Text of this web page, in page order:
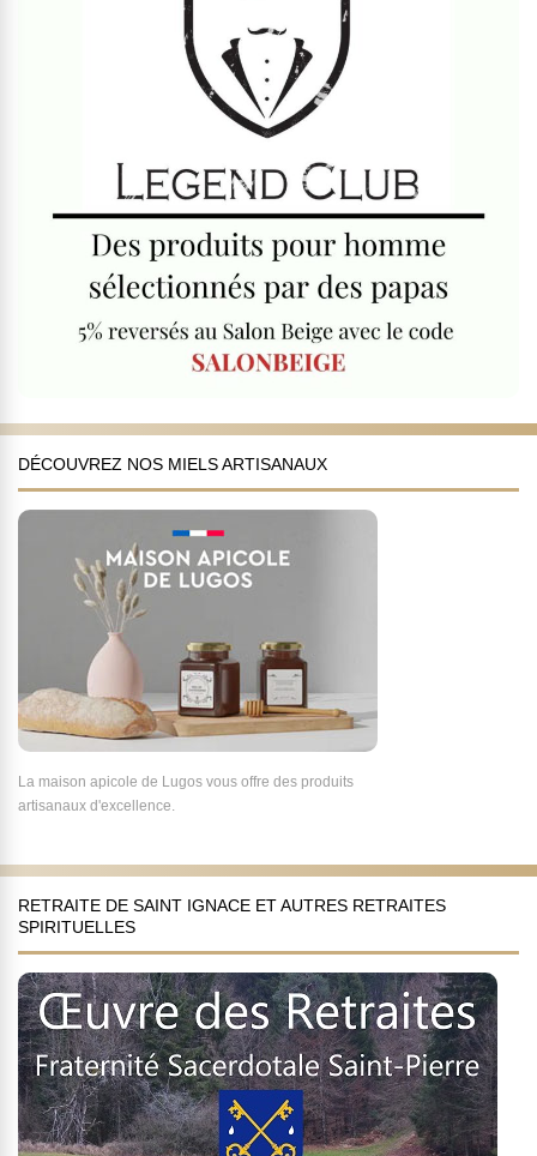
DÉCOUVREZ NOS MIELS ARTISANAUX
La maison apicole de Lugos vous offre des produits
artisanaux d'excellence.
RETRAITE DE SAINT IGNACE ET AUTRES RETRAITES
SPIRITUELLES